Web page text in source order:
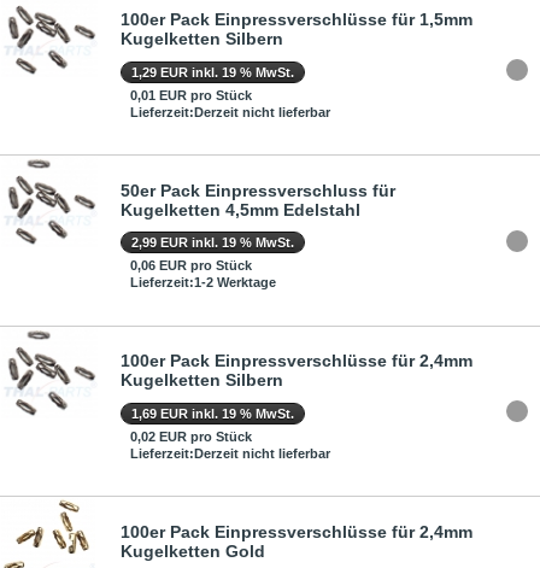
100er Pack Einpressverschlüsse für 1,5mm
Kugelketten Silbern
1,29 EUR inkl. 19 % MwSt.
0,01 EUR pro Stück
Lieferzeit:Derzeit nicht lieferbar
50er Pack Einpressverschluss für
Kugelketten 4,5mm Edelstahl
2,99 EUR inkl. 19 % MwSt.
0,06 EUR pro Stück
Lieferzeit:1-2 Werktage
100er Pack Einpressverschlüsse für 2,4mm
Kugelketten Silbern
1,69 EUR inkl. 19 % MwSt.
0,02 EUR pro Stück
Lieferzeit:Derzeit nicht lieferbar
100er Pack Einpressverschlüsse für 2,4mm
Kugelketten Gold